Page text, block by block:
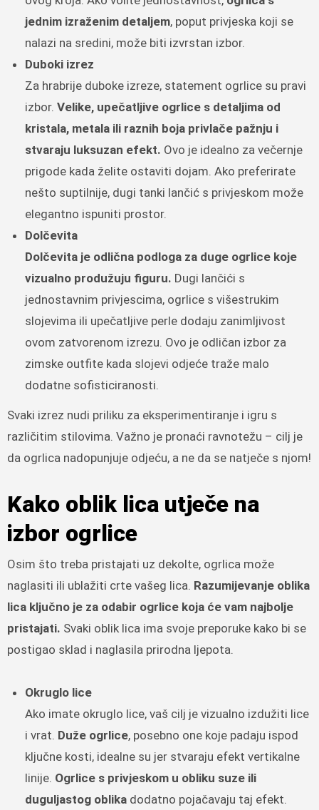
jednim izraženim detaljem, poput privjeska koji se
nalazi na sredini, može biti izvrstan izbor.
Duboki izrez
Za hrabrije duboke izreze, statement ogrlice su pravi
izbor.Velike, upečatljive ogrlice s detaljima od
kristala, metala ili raznih boja privlače pažnju i
stvaraju luksuzan efekt. Ovo je idealno za večernje
prigode kada želite ostaviti dojam. Ako preferirate
nešto suptilnije, dugi tanki lančić s privjeskom može
elegantno ispuniti prostor.
Dolčevita
Dolčevita je odlična podloga za duge ogrlice koje
vizualno produžuju figuru. Dugi lančići s
jednostavnim privjescima, ogrlice s višestrukim
slojevima ili upečatljive perle dodaju zanimljivost
ovom zatvorenom izrezu. Ovo je odličan izbor za
zimske outfite kada slojevi odjeće traže malo
dodatne sofisticiranosti.
Svaki izrez nudi priliku za eksperimentiranje i igru s
različitim stilovima. Važno je pronaći ravnotežu – cilj je
da ogrlica nadopunjuje odjeću, a ne da se natječe s njom!
Kako oblik lica utječe na
izbor ogrlice
Osim što treba pristajati uz dekolte, ogrlica može
naglasiti ili ublažiti crte vašeg lica. Razumijevanje oblika
lica ključno je za odabir ogrlice koja će vam najbolje
pristajati. Svaki oblik lica ima svoje preporuke kako bi se
postigao sklad i naglasila prirodna ljepota.
Okruglo lice
Ako imate okruglo lice, vaš cilj je vizualno izdužiti lice
i vrat. Duže ogrlice, posebno one koje padaju ispod
ključne kosti, idealne su jer stvaraju efekt vertikalne
linije. Ogrlice s privjeskom u obliku suze ili
duguljastog oblika dodatno pojačavaju taj efekt.